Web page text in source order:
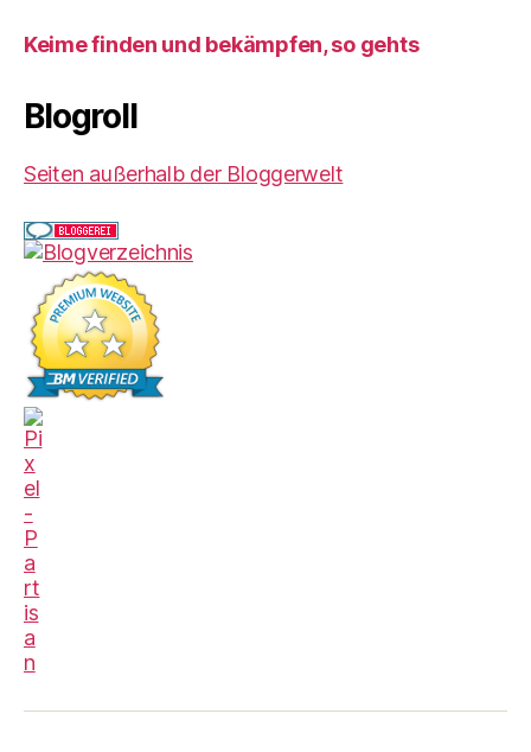
Keime finden und bekämpfen, so gehts
Blogroll
Seiten außerhalb der Bloggerwelt